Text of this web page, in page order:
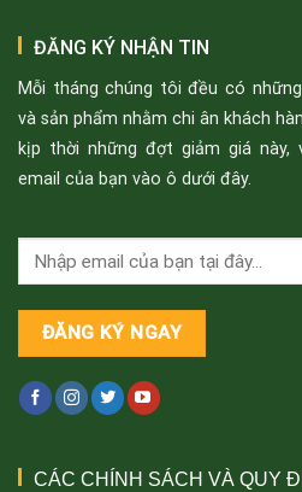
ĐĂNG KÝ NHẬN TIN
Mỗi tháng chúng tôi đều có
và sản phẩm nhằm chi ân khách
kịp thời những đợt giảm giá này,
email của bạn vào ô dưới đây.
CÁC CHÍNH SÁCH VÀ QUY